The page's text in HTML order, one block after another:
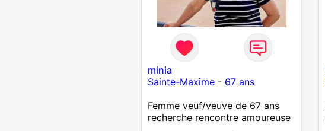
minia
Sainte-Maxime- 67 ans
Femme veuf/veuve de 67 ans
recherche rencontre amoureuse